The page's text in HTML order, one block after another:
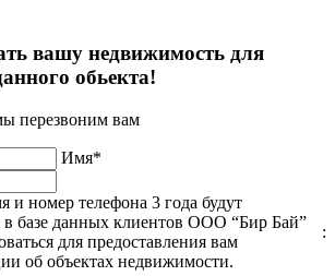
вашу недвижимость для
обьекта!
перезвоним вам
Имя*
и номер телефона 3 года будут
в базе данных клиентов ООО “Бир Бай”
для предоставления вам
об объектах недвижимости.
: